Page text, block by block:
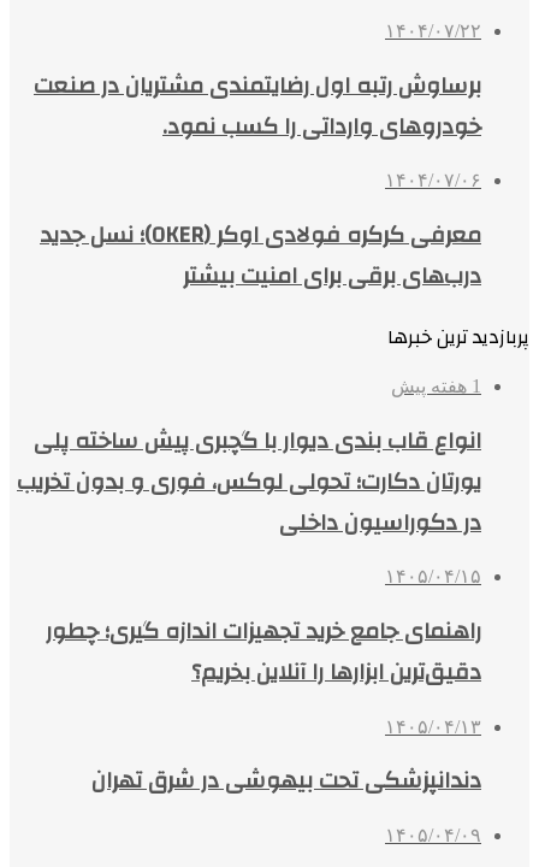
۱۴۰۴/۰۷/۲۲
برساوش رتبه اول رضایتمندی مشتریان در صنعت
خودروهای وارداتی را کسب نمود.
۱۴۰۴/۰۷/۰۶
معرفی کرکره فولادی اوکر (OKER)؛ نسل جدید
درب‌های برقی برای امنیت بیشتر
پربازدید ترین خبرها
1 هفته پیش
انواع قاب بندی دیوار با گچبری پیش ساخته پلی
یورتان دکارت؛ تحولی لوکس، فوری و بدون تخریب
در دکوراسیون داخلی
۱۴۰۵/۰۴/۱۵
راهنمای جامع خرید تجهیزات اندازه گیری؛ چطور
دقیق‌ترین ابزارها را آنلاین بخریم؟
۱۴۰۵/۰۴/۱۳
دندانپزشکی تحت بیهوشی در شرق تهران
۱۴۰۵/۰۴/۰۹